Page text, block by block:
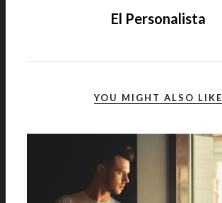
El Personalista
YOU MIGHT ALSO LIKE